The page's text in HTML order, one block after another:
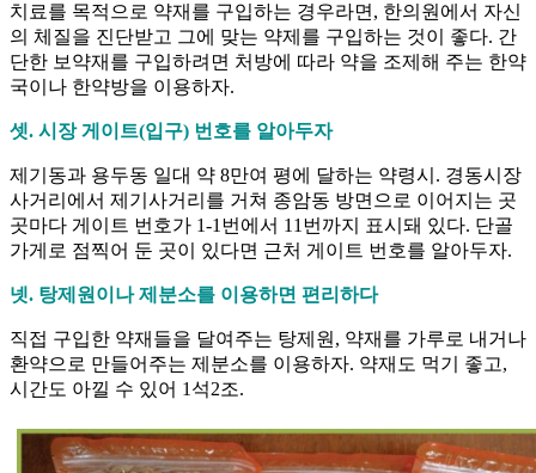
치료를 목적으로 약재를 구입하는 경우라면, 한의원에서 자신
의 체질을 진단받고 그에 맞는 약제를 구입하는 것이 좋다. 간
단한 보약재를 구입하려면 처방에 따라 약을 조제해 주는 한약
국이나 한약방을 이용하자.
셋. 시장 게이트(입구) 번호를 알아두자
제기동과 용두동 일대 약 8만여 평에 달하는 약령시. 경동시장
사거리에서 제기사거리를 거쳐 종암동 방면으로 이어지는 곳
곳마다 게이트 번호가 1-1번에서 11번까지 표시돼 있다. 단골
가게로 점찍어 둔 곳이 있다면 근처 게이트 번호를 알아두자.
넷. 탕제원이나 제분소를 이용하면 편리하다
직접 구입한 약재들을 달여주는 탕제원, 약재를 가루로 내거나
환약으로 만들어주는 제분소를 이용하자. 약재도 먹기 좋고,
시간도 아낄 수 있어 1석2조.